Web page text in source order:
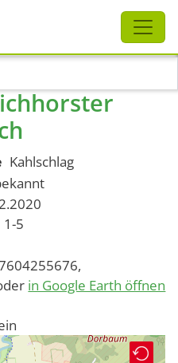
Kahlschlag
1-5
in Google Earth öffnen
Schliessen